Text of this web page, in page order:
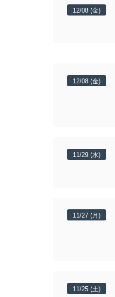
12/08 (金)
12/08 (金)
11/29 (水)
11/27 (月)
11/25 (土)